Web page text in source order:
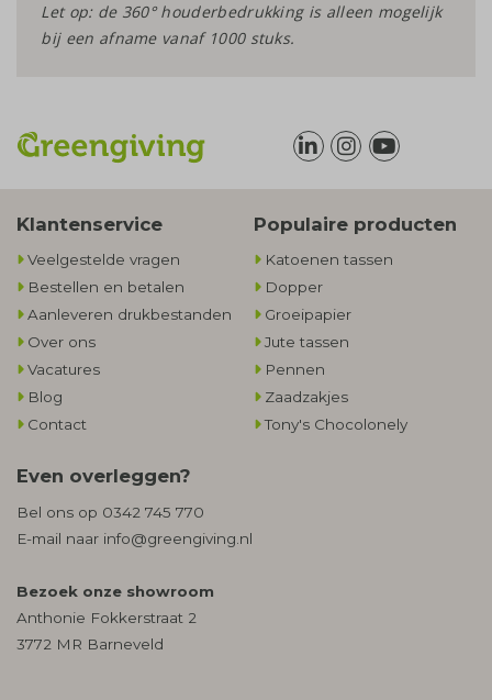
Let op: de 360° houderbedrukking is alleen mogelijk
bij een afname vanaf 1000 stuks.
Klantenservice
Veelgestelde vragen
Bestellen en betalen
Aanleveren drukbestanden
Over ons
Vacatures
Blog
Contact
Populaire producten
Katoenen tassen
Dopper
Groeipapier
Jute tassen
Pennen
Zaadzakjes
Tony's Chocolonely
Even overleggen?
Bel ons op 0342 745 770
E-mail naar info@greengiving.nl
Bezoek onze showroom
Anthonie Fokkerstraat 2
3772 MR Barneveld